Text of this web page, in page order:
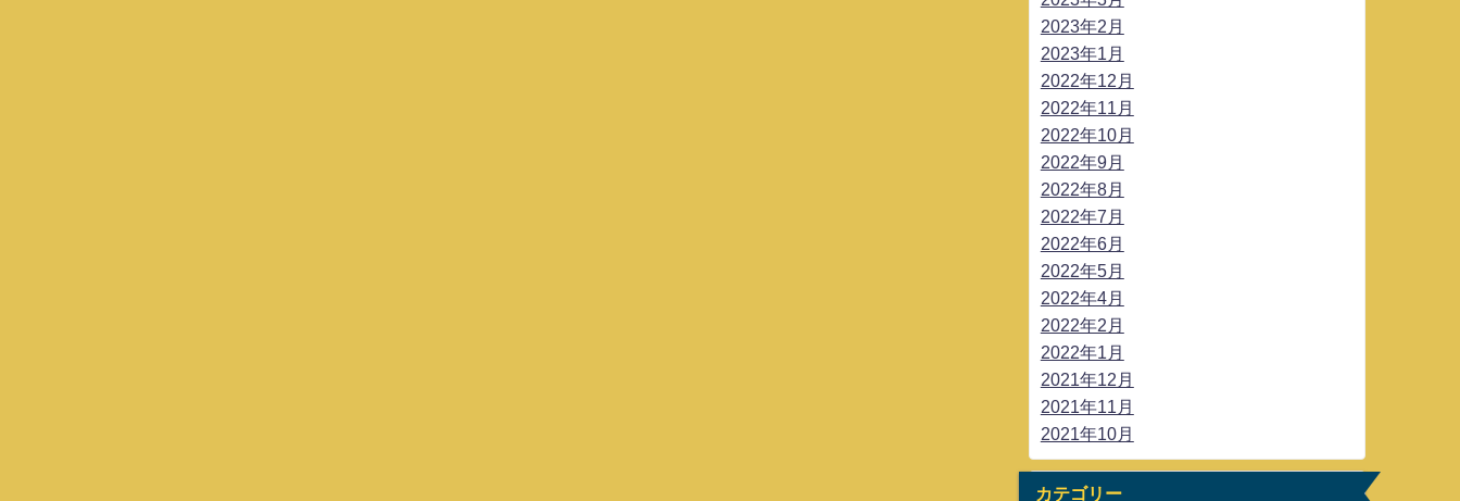
2023年2月
2023年1月
2022年12月
2022年11月
2022年10月
2022年9月
2022年8月
2022年7月
2022年6月
2022年5月
2022年4月
2022年2月
2022年1月
2021年12月
2021年11月
2021年10月
カテゴリー